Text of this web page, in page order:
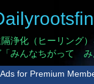
浄化（ヒーリング
「みんなちがって み
for Premium